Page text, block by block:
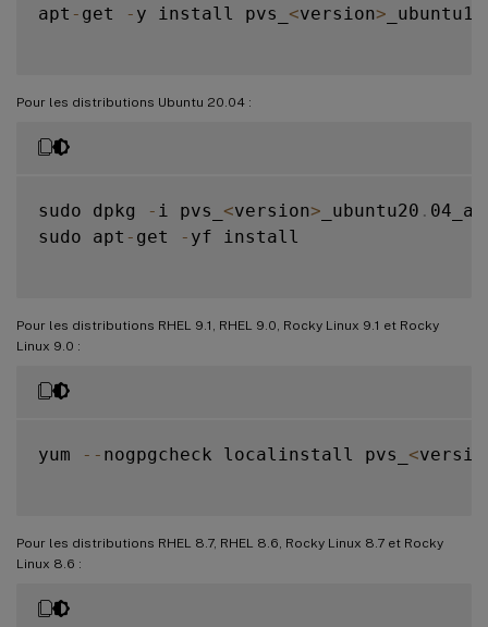
apt - get - y install pvs_ <version> _ubuntu18
Pour les distributions Ubuntu 20.04 :
sudo dpkg - i pvs_ <version> _ubuntu20 .
sudo apt - get - yf install
Pour les distributions RHEL 9.1, RHEL 9.0, Rocky Linux 9.1 et Rocky
Linux 9.0 :
yum -- nogpgcheck localinstall pvs_ <
Pour les distributions RHEL 8.7, RHEL 8.6, Rocky Linux 8.7 et Rocky
Linux 8.6 :